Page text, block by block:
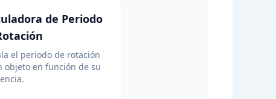
de Periodo
el periodo de rotación
objeto en función de su